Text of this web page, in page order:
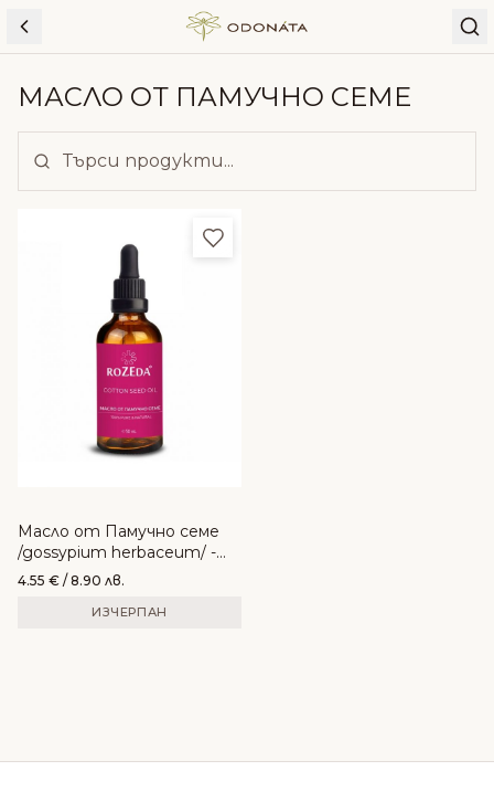
Skip to content
МАСЛО ОТ ПАМУЧНО СЕМЕ
Добави в любими
Масло от Памучно семе
/gossypium herbaceum/ -
ROZEDA
4.55 € / 8.90 лв.
ИЗЧЕРПАН